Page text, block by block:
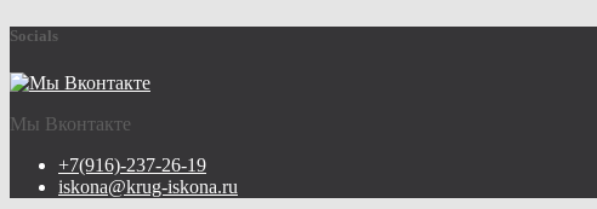
Socials
Мы Вконтакте
+7(916)-237-26-19
iskona@krug-iskona.ru